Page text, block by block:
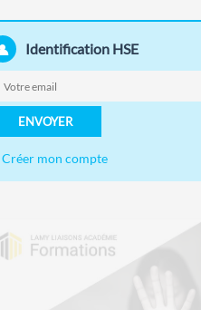
Identification HSE
ENVOYER
Créer mon compte